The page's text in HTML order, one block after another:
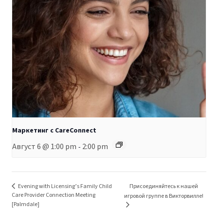
Маркетинг с CareConnect
Август 6 @ 1:00 pm - 2:00 pm
Evening with Licensing’s Family Child
Care Provider Connection Meeting
[Palmdale]
Присоединяйтесь к нашей
игровой группе в Викторвилле!